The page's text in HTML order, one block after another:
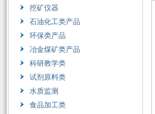
挖矿仪器
石油化工类产品
环保类产品
冶金煤矿类产品
科研教学类
试剂原料类
水质监测
食品加工类